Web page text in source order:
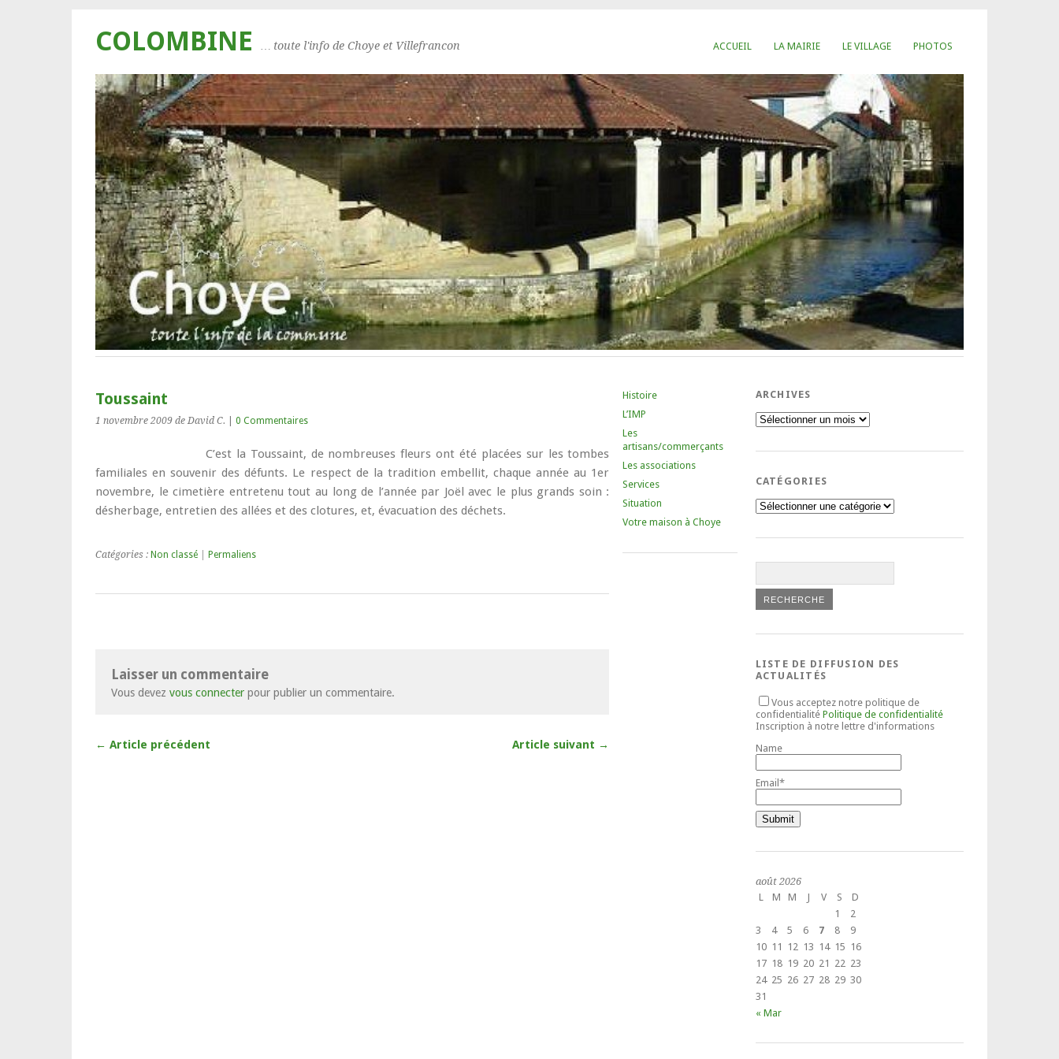
ACCUEIL LA MAIRIE LE VILLAGE PHOTOS
COLOMBINE … toute l'info de Choye et Villefrancon
Toussaint
1 novembre 2009 de David C. 0 Commentaires
C’est la Toussaint, de nombreuses fleurs ont été placées sur les tombes
familiales en souvenir des défunts. Le respect de la tradition embellit, chaque année au 1er
novembre, le cimetière entretenu tout au long de l’année par Joël avec le plus grands soin :
désherbage, entretien des allées et des clotures, et, évacuation des déchets.
Catégories : Non classé Permaliens
Laisser un commentaire
Vous devez vous connecter pour publier un commentaire.
← Article précédent Article suivant →
Histoire
L’IMP
Les
artisans/commerçants
Les associations
Services
Situation
Votre maison à Choye
ARCHIVES
Archives
CATÉGORIES
Catégories
LISTE DE DIFFUSION DES
ACTUALITÉS
Vous acceptez notre politique de
confidentialité Politique de confidentialité
Inscription à notre lettre d'informations
Name
Email*
août 2026
L
M M J V S
D
1
2
3
4 5 6 7 8
9
10 11 12 13 14 15 16
17 18 19 20 21 22 23
24 25 26 27 28 29 30
31
« Mar